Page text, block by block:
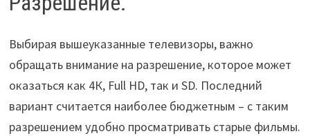
Выбирая вышеуказанные телевизоры, важно
обращать внимание на разрешение, которое может
оказаться как 4К, Full HD, так и SD. Последний
вариант считается наиболее бюджетным – с таким
разрешением удобно просматривать старые фильмы.